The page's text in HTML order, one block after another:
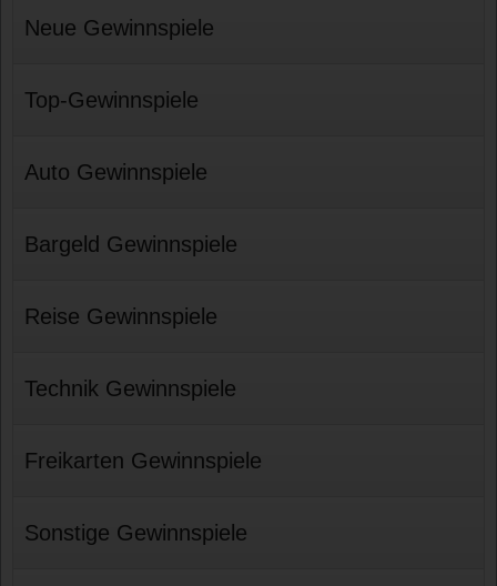
Neue Gewinnspiele
Top-Gewinnspiele
Auto Gewinnspiele
Bargeld Gewinnspiele
Reise Gewinnspiele
Technik Gewinnspiele
Freikarten Gewinnspiele
Sonstige Gewinnspiele